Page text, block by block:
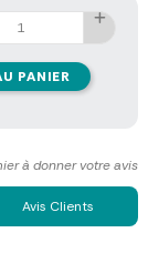
PANIER
à donner votre avis
Avis Clients